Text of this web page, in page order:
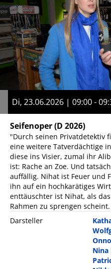
Di, 23.06.2026 | 09:00 -
Seifenoper(D 2026)
"Durch seinen Privatdetektiv
eine weitere Tatverdächtige
diese ins Visier, zumal ihr
ist: Rache an Zoe. Und
auffällig. Nihat ist Feuer und
ihn auf ein hochkarätiges
enttäuschter ist Nihat, als
Rahmen zu sprengen
Darsteller
Nina